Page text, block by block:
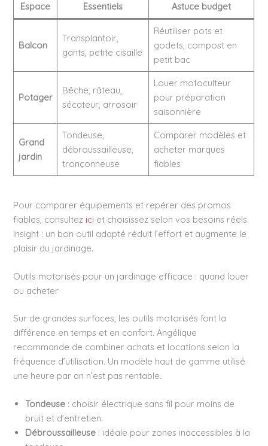
Espace Essentiels Astuce budget
Balcon
Transplantoir,
gants, petite cisaille
Réutiliser pots et
godets, compost en
petit bac
Potager
Bêche, râteau,
sécateur, arrosoir
Louer motoculteur
pour préparation
saisonnière
Grand
jardin
Tondeuse,
débroussailleuse,
tronçonneuse
Comparer modèles et
acheter marques
fiables
Pour comparer équipements et repérer des promos
fiables, consultez ici et choisissez selon vos besoins réels.
Insight : un bon outil adapté réduit l’effort et augmente le
plaisir du jardinage.
Outils motorisés pour un jardinage efficace : quand louer
ou acheter
Sur de grandes surfaces, les outils motorisés font la
différence en temps et en confort. Angélique
recommande de combiner achats et locations selon la
fréquence d’utilisation. Un modèle haut de gamme utilisé
une heure par an n’est pas rentable.
Tondeuse : choisir électrique sans fil pour moins de
bruit et d’entretien.
Débroussailleuse : idéale pour zones inaccessibles à la